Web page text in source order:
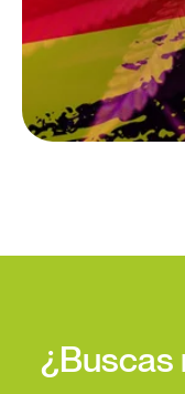
¿Buscas